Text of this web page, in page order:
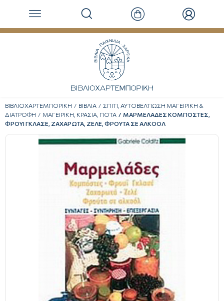
ΒΙΒΛΙΟΧΑΡΤΕΜΠΟΡΙΚΗ ΒΙΒΛΙΑ
ΣΠΙΤΙ, ΑΥΤΟΒΕΛΤΙΩΣΗ ΜΑΓΕΙΡΙΚΗ &
ΔΙΑΤΡΟΦΗ
ΜΑΓΕΙΡΙΚΗ, ΚΡΑΣΙΑ, ΠΟΤΑ
ΜΑΡΜΕΛΑΔΕΣ ΚΟΜΠΟΣΤΕΣ,
ΦΡΟΥΙ ΓΚΛΑΣΕ, ΖΑΧΑΡΩΤΑ, ΖΕΛΕ, ΦΡΟΥΤΑ ΣΕ ΑΛΚΟΟΛ